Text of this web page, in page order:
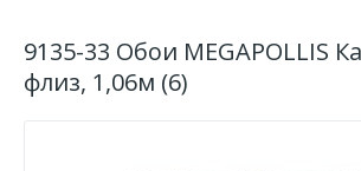
9135-33 Обои MEGAPOLLIS
флиз, 1,06м (6)